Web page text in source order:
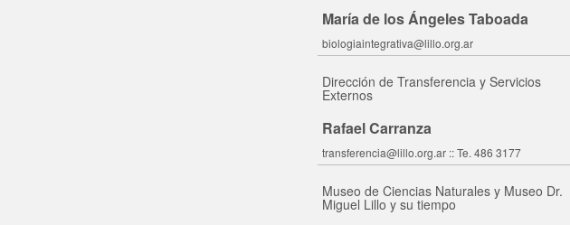
María de los Ángeles Taboada
biologiaintegrativa@lillo.org.ar
Dirección de Transferencia y Servicios
Externos
Rafael Carranza
transferencia@lillo.org.ar :: Te. 486 3177
Museo de Ciencias Naturales y Museo Dr.
Miguel Lillo y su tiempo